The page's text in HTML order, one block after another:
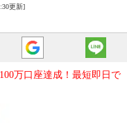
更新]
万口座達成！最短即日で